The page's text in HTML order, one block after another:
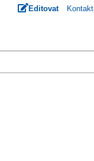
Editovat Kontakt